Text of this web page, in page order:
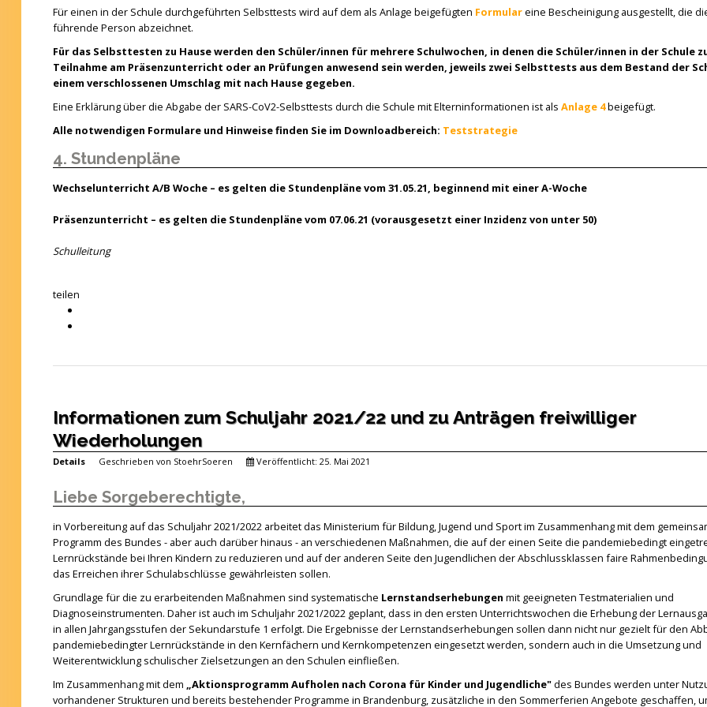
Für einen in der Schule durchgeführten Selbsttests wird auf dem als Anlage beigefügten Formulareine Bescheinigung ausgestellt, die
führende Person abzeichnet.
Für das Selbsttesten zu Hause werden den Schüler/innen für mehrere Schulwochen, in denen die Schüler/innen in der Schule
Teilnahme am Präsenzunterricht oder an Prüfungen anwesend sein werden, jeweils zwei Selbsttests aus dem Bestand der
einem verschlossenen Umschlag mit nach Hause gegeben.
Eine Erklärung über die Abgabe der SARS-CoV2-Selbsttests durch die Schule mit Elterninformationen ist als Anlage 4beigefügt.
Alle notwendigen Formulare und Hinweise finden Sie im Downloadbereich: Teststrategie
4. Stundenpläne
Wechselunterricht A/B Woche – es gelten die Stundenpläne vom 31.05.21, beginnend mit einer A-Woche
Präsenzunterricht – es gelten die Stundenpläne vom 07.06.21 (vorausgesetzt einer Inzidenz von unter 50)
Schulleitung
teilen
Informationen zum Schuljahr 2021/22 und zu Anträgen freiwilliger
Wiederholungen
Details Geschrieben von StoehrSoeren Veröffentlicht: 25. Mai 2021
Liebe Sorgeberechtigte,
in Vorbereitung auf das Schuljahr 2021/2022 arbeitet das Ministerium für Bildung, Jugend und Sport im Zusammenhang mit dem
Programm des Bundes - aber auch darüber hinaus - an verschiedenen Maßnahmen, die auf der einen Seite die pandemiebedingt
Lernrückstände bei Ihren Kindern zu reduzieren und auf der anderen Seite den Jugendlichen der Abschlussklassen faire
das Erreichen ihrer Schulabschlüsse gewährleisten sollen.
Grundlage für die zu erarbeitenden Maßnahmen sind systematische Lernstandserhebungen mit geeigneten Testmaterialien und
Diagnoseinstrumenten. Daher ist auch im Schuljahr 2021/2022 geplant, dass in den ersten Unterrichtswochen die Erhebung der
in allen Jahrgangsstufen der Sekundarstufe 1 erfolgt. Die Ergebnisse der Lernstandserhebungen sollen dann nicht nur gezielt für den
pandemiebedingter Lernrückstände in den Kernfächern und Kernkompetenzen eingesetzt werden, sondern auch in die Umsetzung und
Weiterentwicklung schulischer Zielsetzungen an den Schulen einfließen.
Im Zusammenhang mit dem
„Aktionsprogramm Aufholen nach Corona für Kinder und Jugendliche"des Bundes werden unter
vorhandener Strukturen und bereits bestehender Programme in Brandenburg, zusätzliche in den Sommerferien Angebote geschaffen,